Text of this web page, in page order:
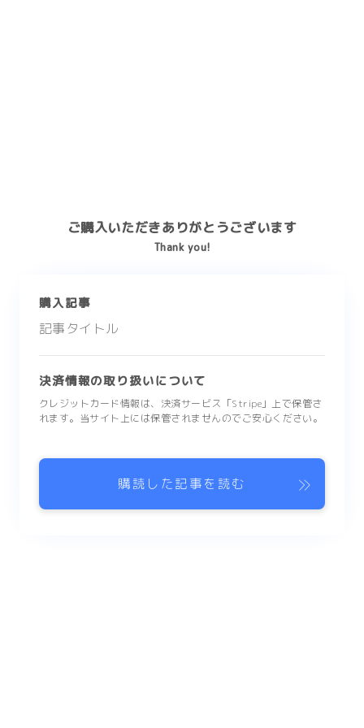
ご購入いただきありがとうございます
Thank you!
購入記事
記事タイトル
決済情報の取り扱いについて
クレジットカード情報は、決済サービス「Stripe」上で保管さ
れます。当サイト上には保管されませんのでご安心ください。
購読した記事を読む